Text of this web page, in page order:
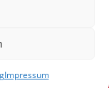
Impressum